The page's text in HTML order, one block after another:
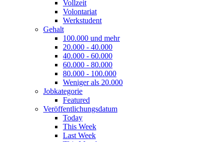
Vollzeit
Volontariat
Werkstudent
Gehalt
100.000 und mehr
20.000 - 40.000
40.000 - 60.000
60.000 - 80.000
80.000 - 100.000
Weniger als 20.000
Jobkategorie
Featured
Veröffentlichungsdatum
Today
This Week
Last Week